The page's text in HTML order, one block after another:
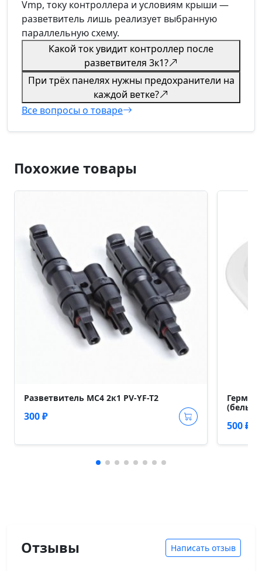
Vmp, току контроллера и условиям крыши —
разветвитель лишь реализует выбранную
параллельную схему.
Какой ток увидит контроллер после
разветвителя 3к1?
При трёх панелях нужны предохранители на
каждой ветке?
Все вопросы о товаре
Похожие товары
Разветвитель МС4 2к1 PV-YF-T2
300 ₽
(белый)
500 ₽
Отзывы Написать отзыв